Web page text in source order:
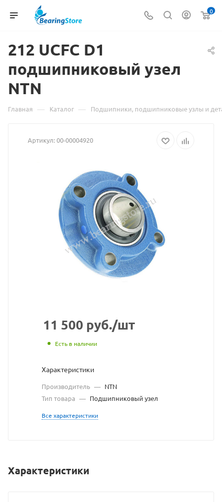
0
212 UCFC D1
подшипниковый узел
UCFC
NTN
Главная — Каталог — Подшипники, подшипниковые узлы и
Артикул:00-00004920
11 500 руб./шт
Есть в наличии
Характеристики
Производитель — NTN
Тип товара — Подшипниковый узел
Все характеристики
Характеристики